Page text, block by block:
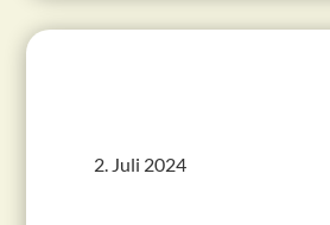
2. Juli 2024